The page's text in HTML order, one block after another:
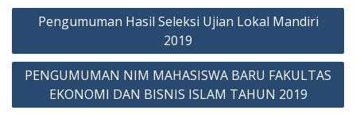
Post
navigation
Pengumuman Hasil Seleksi Ujian Lokal Mandiri
2019
PENGUMUMAN NIM MAHASISWA BARU FAKULTAS
EKONOMI DAN BISNIS ISLAM TAHUN 2019